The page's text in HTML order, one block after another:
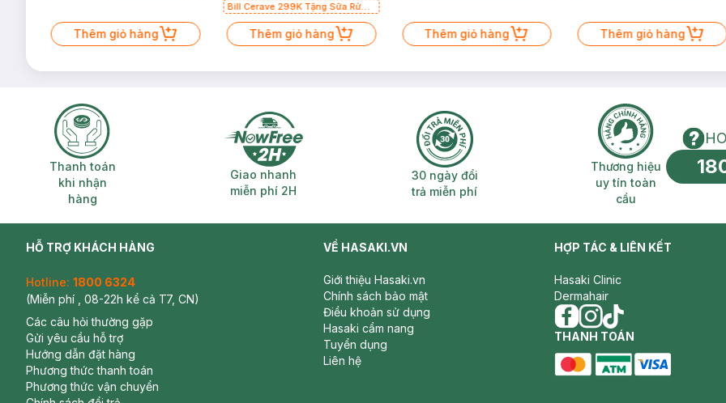
Thêm giỏ hàng
Bill Cerave 299K Tặng Sữa Rửa
Mặt Cerave 30ml (SL có hạn)
Thêm giỏ hàng Thêm giỏ hàng Thêm giỏ hàng
Thanh toán khi nhận hàng
Thanh toán
khi nhận
hàng
Giao nhanh miễn phí 2H
Giao nhanh
miễn phí 2H
30 ngày đổi trả miễn phí
30 ngày đổi
trả miễn phí
Thương hiệu uy
Thương hiệu
uy tín toàn
cầu
HỖ TRỢ KHÁCH HÀNG
Hotline: 1800 6324
(Miễn phí , 08-22h kể cả T7, CN)
Các câu hỏi thường gặp
Gửi yêu cầu hỗ trợ
Hướng dẫn đặt hàng
Phương thức thanh toán
Phương thức vận chuyển
VỀ HASAKI.VN
Giới thiệu Hasaki.vn
Chính sách bảo mật
Điều khoản sử dụng
Hasaki cẩm nang
Tuyển dụng
Liên hệ
HỢP TÁC & LIÊN KẾT
Hasaki Clinic
Dermahair
facebook
instagram
tiktok
THANH TOÁN